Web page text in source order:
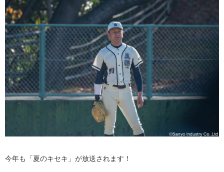
今年も「夏のキセキ」が放送されます！